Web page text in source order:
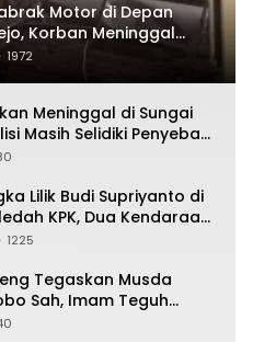
Motor di Depan
Korban Meninggal
Selidiki Penyebab
1972
Meninggal di Sungai
Masih Selidiki Penyebab
Lilik Budi Supriyanto di
KPK, Dua Kendaraan
1225
Tegaskan Musda
Sah, Imam Teguh
Secara Aklamasi